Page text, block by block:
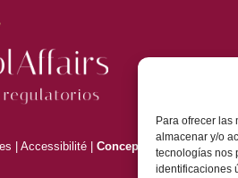
Para ofrecer
almacenar y/o
tecnologías nos
identificaciones
Accessibilité | Conception de site Web